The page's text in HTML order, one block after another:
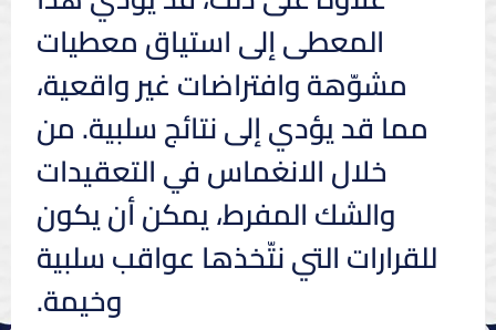
المعطى إلى استياق معطيات
مشوّهة وافتراضات غير واقعية،
مما قد يؤدي إلى نتائج سلبية. من
خلال الانغماس في التعقيدات
والشك المفرط، يمكن أن يكون
للقرارات التي نتّخذها عواقب سلبية
وخيمة.